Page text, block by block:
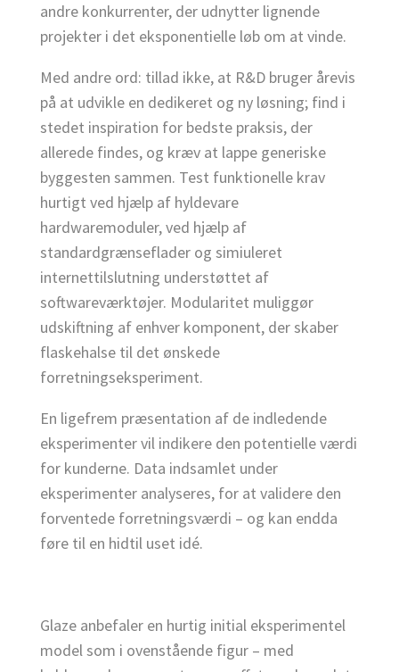
andre konkurrenter, der udnytter lignende
projekter i det eksponentielle løb om at vinde.
Med andre ord: tillad ikke, at R&D bruger årevis
på at udvikle en dedikeret og ny løsning; find i
stedet inspiration for bedste praksis, der
allerede findes, og kræv at lappe generiske
byggesten sammen. Test funktionelle krav
hurtigt ved hjælp af hyldevare
hardwaremoduler, ved hjælp af
standardgrænseflader og simiuleret
internettilslutning understøttet af
softwareværktøjer. Modularitet muliggør
udskiftning af enhver komponent, der skaber
flaskehalse til det ønskede
forretningseksperiment.
En ligefrem præsentation af de indledende
eksperimenter vil indikere den potentielle værdi
for kunderne. Data indsamlet under
eksperimenter analyseres, for at validere den
forventede forretningsværdi – og kan endda
føre til en hidtil uset idé.
Glaze anbefaler en hurtig initial eksperimentel
model som i ovenstående figur – med